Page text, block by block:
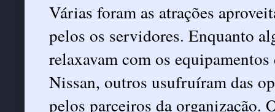
Várias foram as atrações
pelos os servidores. Enquanto
relaxavam com os
Nissan, outros usufruíram das
pelos parceiros da organização.